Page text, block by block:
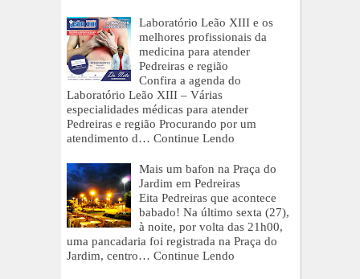
Laboratório Leão XIII e os
melhores profissionais da
medicina para atender
Pedreiras e região
Confira a agenda do
Laboratório Leão XIII – Várias
especialidades médicas para atender
Pedreiras e região Procurando por um
atendimento d… Continue Lendo
Mais um bafon na Praça do
Jardim em Pedreiras
Eita Pedreiras que acontece
babado! Na último sexta (27),
à noite, por volta das 21h00,
uma pancadaria foi registrada na Praça do
Jardim, centro… Continue Lendo